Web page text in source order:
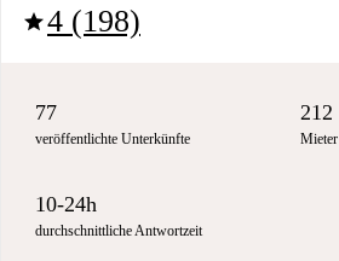
star4 (198)
77
veröffentlichte Unterkünfte
212
Mieter
10-24h
durchschnittliche Antwortzeit